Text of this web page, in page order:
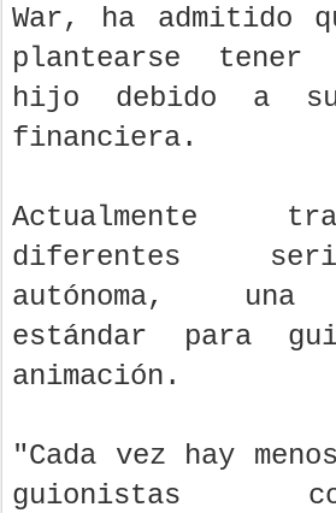
War, ha admitido
plantearse tener
hijo debido a
financiera.
Actualmente
diferentes
autónoma,
estándar para
animación.
"Cada vez hay
guionistas